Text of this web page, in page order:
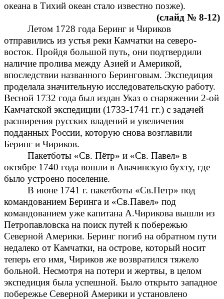
океана в Тихий океан стало известно позже).
(слайд № 8-12)
Летом 1728 года Беринг и Чириков
отправились из устья реки Камчатки на северо-
восток. Пройдя большой путь, они подтвердили
наличие пролива между Азией и Америкой,
впоследствии названного Беринговым. Экспедиция
проделала значительную исследовательскую работу.
Весной 1732 года был издан Указ о снаряжении 2-ой
Камчатской экспедиции (1733-1741 гг.) с задачей
расширения русских владений и увеличения
подданных России, которую снова возглавили
Беринг и Чириков.
Пакетботы «Св. Пётр» и «Св. Павел» в
октябре 1740 года вошли в Авачинскую бухту, где
было устроено поселение.
В июне 1741 г. пакетботы «Св.Петр» под
командованием Беринга и «Св.Павел» под
командованием уже капитана А.Чирикова вышли из
Петропавловска на поиск путей к побережью
Северной Америки. Беринг погиб на обратном пути
недалеко от Камчатки, на острове, который носит
теперь его имя, Чириков же возвратился тяжело
больной. Несмотря на потери и жертвы, в целом
экспедиция была успешной. Было открыто западное
побережье Северной Америки и установлено